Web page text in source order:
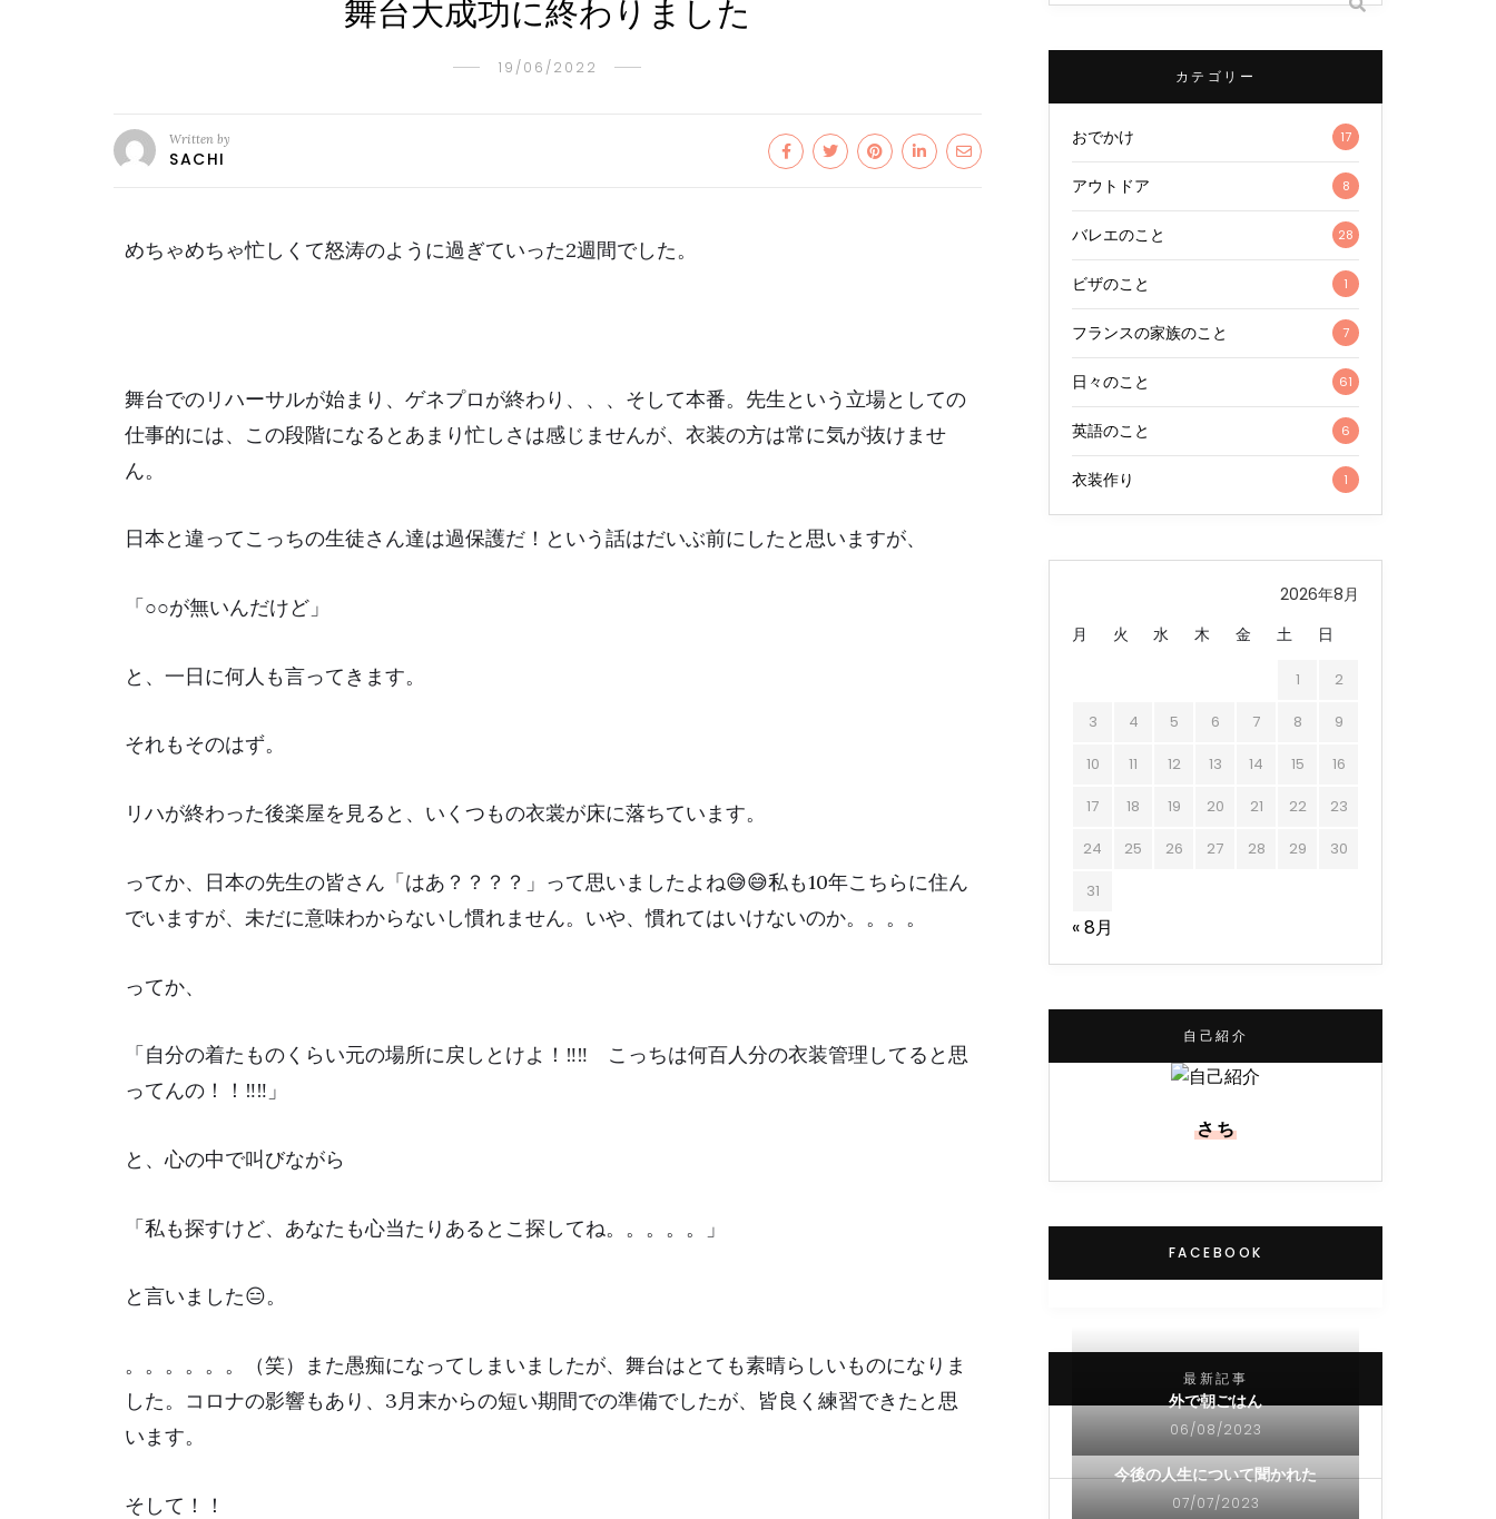
舞台大成功に終わりました
19/06/2022
Written by
SACHI
めちゃめちゃ忙しくて怒涛のように過ぎていった2週間でした。
舞台でのリハーサルが始まり、ゲネプロが終わり、、、そして本番。先生という立場としての
仕事的には、この段階になるとあまり忙しさは感じませんが、衣装の方は常に気が抜けませ
ん。
日本と違ってこっちの生徒さん達は過保護だ！という話はだいぶ前にしたと思いますが、
「○○が無いんだけど」
と、一日に何人も言ってきます。
それもそのはず。
リハが終わった後楽屋を見ると、いくつもの衣裳が床に落ちています。
ってか、日本の先生の皆さん「はあ？？？？」って思いましたよね😅😅私も10年こちらに住ん
でいますが、未だに意味わからないし慣れません。いや、慣れてはいけないのか。。。。
ってか、
「自分の着たものくらい元の場所に戻しとけよ！‼‼ こっちは何百人分の衣装管理してると思
ってんの！！‼‼」
と、心の中で叫びながら
「私も探すけど、あなたも心当たりあるとこ探してね。。。。。」
と言いました😑。
。。。。。。（笑）また愚痴になってしまいましたが、舞台はとても素晴らしいものになりま
した。コロナの影響もあり、3月末からの短い期間での準備でしたが、皆良く練習できたと思
います。
そして！！
カテゴリー
おでかけ 17
アウトドア 8
バレエのこと 28
ビザのこと 1
フランスの家族のこと 7
日々のこと 61
英語のこと 6
衣装作り 1
2026年8月
月
火 水 木 金 土 日
1
2
3
4 5 6 7 8
9
10
11 12 13 14 15
16
17
18 19 20 21 22
23
24
25 26 27 28 29
30
31
« 8月
自己紹介
さち
FACEBOOK
最新記事
外で朝ごはん
06/08/2023
今後の人生について聞かれた
07/07/2023